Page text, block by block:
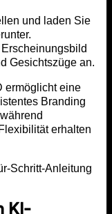
und laden Sie
Gesichtszüge an.
ermöglicht eine
Branding
erhalten
Schritt-Anleitung
KI-